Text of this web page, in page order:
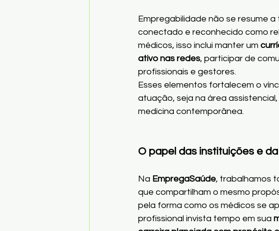
Empregabilidade não se resume
conectado e reconhecido como
médicos, isso inclui manter um
ativo nas redes, participar de
profissionais e gestores.
Esses elementos fortalecem o
atuação, seja na área
medicina contemporânea.
O papel das instituições e
Na EmpregaSaúde, trabalhamos
que compartilham o mesmo
pela forma como os médicos se
profissional invista tempo em sua